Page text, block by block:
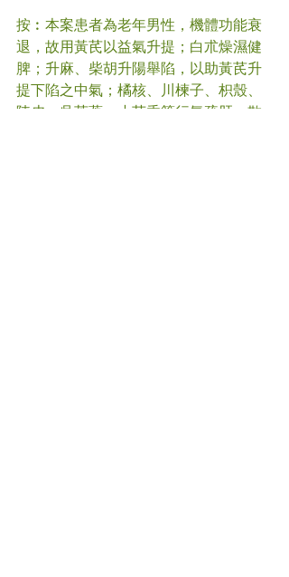
按︰本案患者為老年男性，機體功能衰
退，故用黃芪以益氣升提；白朮燥濕健
脾；升麻、柴胡升陽舉陷，以助黃芪升
提下陷之中氣；橘核、川楝子、枳殼、
陳皮、吳茱蓃、小茴香等行氣疏肝，散